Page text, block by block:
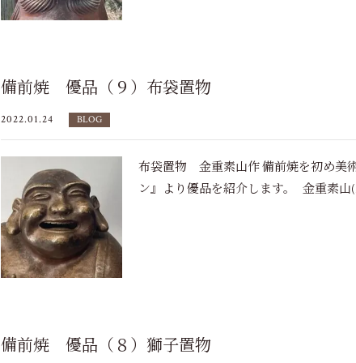
備前焼 優品（９）布袋置物
2022.01.24 BLOG
布袋置物 金重素山作 備前焼を初め美
ン』より優品を紹介します。 金重素山
備前焼 優品（８）獅子置物